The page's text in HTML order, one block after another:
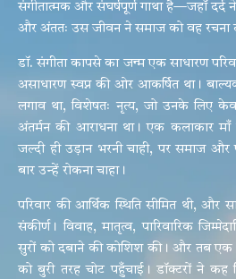
संगीतात्मक और संघर्षपूर्ण गाथा है—जहाँ
और अंततः उस जीवन ने समाज को वह रचना
डॉ. संगीता कापसे का जन्म एक साधारण
असाधारण स्वप्न की ओर आकर्षित था।
लगाव था, विशेषतः नृत्य, जो उनके लिए
अंतर्मन की आराधना था। एक कलाकार
जल्दी ही उड़ान भरनी चाही, पर समाज और
बार उन्हें रोकना चाहा।
परिवार की आर्थिक स्थिति सीमित थी,
संकीर्ण। विवाह, मातृत्व, पारिवारिक
सुरों को दबाने की कोशिश की। और तब एक
को बुरी तरह चोट पहुँचाई। डॉक्टरों ने